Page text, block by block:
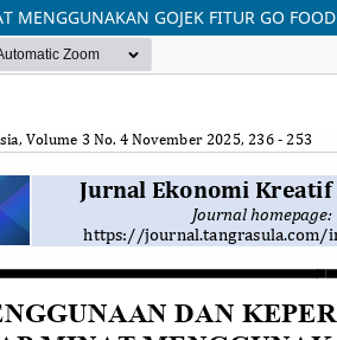
MENGGUNAKAN GOJEK FITUR GO FOOD